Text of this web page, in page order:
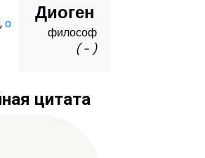
Диоген
философ
( - )
,о
цитата